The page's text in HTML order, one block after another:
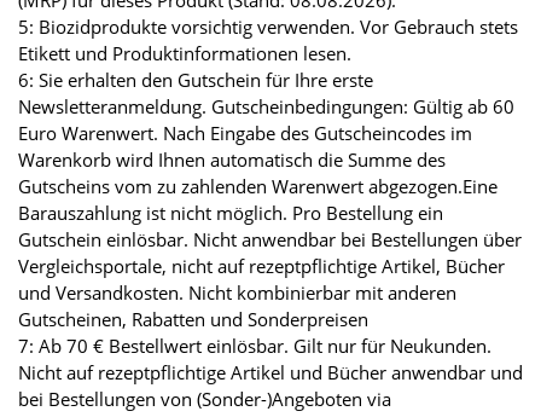
5: Biozidprodukte vorsichtig verwenden. Vor Gebrauch stets
Etikett und Produktinformationen lesen.
6: Sie erhalten den Gutschein für Ihre erste
Newsletteranmeldung. Gutscheinbedingungen: Gültig ab 60
Euro Warenwert. Nach Eingabe des Gutscheincodes im
Warenkorb wird Ihnen automatisch die Summe des
Gutscheins vom zu zahlenden Warenwert abgezogen.Eine
Barauszahlung ist nicht möglich. Pro Bestellung ein
Gutschein einlösbar. Nicht anwendbar bei Bestellungen über
Vergleichsportale, nicht auf rezeptpflichtige Artikel, Bücher
und Versandkosten. Nicht kombinierbar mit anderen
Gutscheinen, Rabatten und Sonderpreisen
7: Ab 70 € Bestellwert einlösbar. Gilt nur für Neukunden.
Nicht auf rezeptpflichtige Artikel und Bücher anwendbar und
bei Bestellungen von (Sonder-)Angeboten via